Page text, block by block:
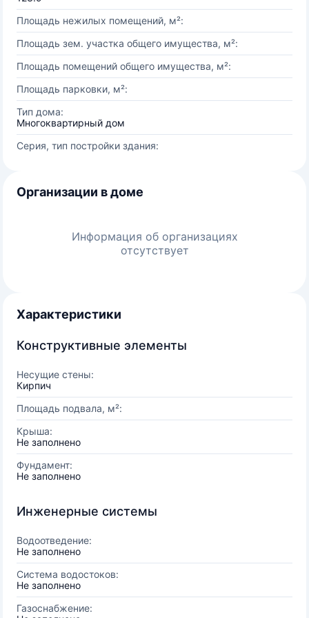
Площадь нежилых помещений, м²:
Площадь зем. участка общего имущества, м²:
Площадь помещений общего имущества, м²:
Площадь парковки, м²:
Тип дома:
Многоквартирный дом
Серия, тип постройки здания:
Организации в доме
Информация об организациях
отсутствует
Характеристики
Конструктивные элементы
Несущие стены:
Кирпич
Площадь подвала, м²:
Крыша:
Не заполнено
Фундамент:
Не заполнено
Инженерные системы
Водоотведение:
Не заполнено
Система водостоков:
Не заполнено
Газоснабжение: